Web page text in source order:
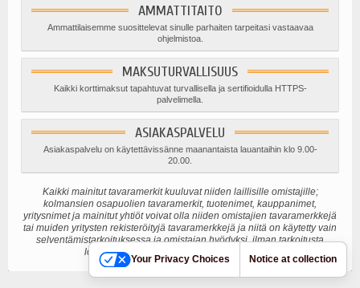
AMMATTITAITO
Ammattilaisemme suosittelevat sinulle parhaiten tarpeitasi vastaavaa
ohjelmistoa.
MAKSUTURVALLISUUS
Kaikki korttimaksut tapahtuvat turvallisella ja sertifioidulla HTTPS-
palvelimella.
ASIAKASPALVELU
Asiakaspalvelu on käytettävissänne maanantaista lauantaihin klo 9.00-
20.00.
Kaikki mainitut tavaramerkit kuuluvat niiden laillisille omistajille;
kolmansien osapuolien tavaramerkit, tuotenimet, kauppanimet,
yritysnimet ja mainitut yhtiöt voivat olla niiden omistajien tavaramerkkejä
tai muiden yritysten rekisteröityjä tavaramerkkejä ja niitä on käytetty vain
selventämistarkoituksessa ja omistajan hyödyksi, ilman tarkoitusta
loukata voimassa olevaa tekijänoikeuslakia.
Your Privacy Choices Notice at collection